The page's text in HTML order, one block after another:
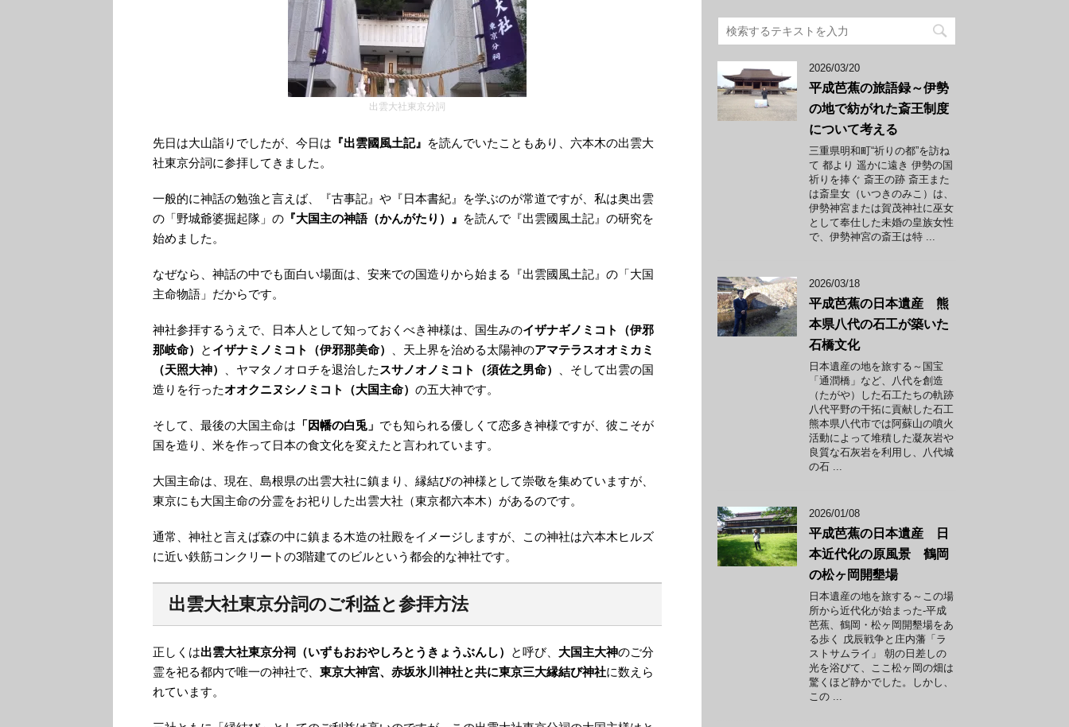
出雲大社東京分詞
先日は大山詣りでしたが、今日は 『出雲國風土記』 を読んでいたこともあり、六本木の出雲大
社東京分詞に参拝してきました。
一般的に神話の勉強と言えば、『古事記』や『日本書紀』を学ぶのが常道ですが、私は奥出雲
の「野城爺婆掘起隊」の 『大国主の神語（かんがたり）』 を読んで『出雲國風土記』の研究を
始めました。
なぜなら、神話の中でも面白い場面は、安来での国造りから始まる『出雲國風土記』の「大国
主命物語」だからです。
神社参拝するうえで、日本人として知っておくべき神様は、国生みのイザナギノミコト（伊邪
那岐命）
と イザナミノミコト（伊邪那美命） 、天上界を治める太陽神のアマテラスオオミカミ
（天照大神）
、ヤマタノオロチを退治した スサノオノミコト（須佐之男命）
、そして出雲の国
造りを行ったオオクニヌシノミコト（大国主命） の五大神です。
そして、最後の大国主命は 「因幡の白兎」 でも知られる優しくて恋多き神様ですが、彼こそが
国を造り、米を作って日本の食文化を変えたと言われています。
大国主命は、現在、島根県の出雲大社に鎮まり、縁結びの神様として崇敬を集めていますが、
東京にも大国主命の分霊をお祀りした出雲大社（東京都六本木）があるのです。
通常、神社と言えば森の中に鎮まる木造の社殿をイメージしますが、この神社は六本木ヒルズ
に近い鉄筋コンクリートの3階建てのビルという都会的な神社です。
出雲大社東京分詞のご利益と参拝方法
正しくは出雲大社東京分祠（いずもおおやしろとうきょうぶんし） と呼び、 大国主大神のご分
霊を祀る都内で唯一の神社で、 東京大神宮、赤坂氷川神社と共に東京三大縁結び神社に数えら
れています。
2026/03/20
平成芭蕉の旅語録～伊勢
の地で紡がれた斎王制度
について考える
三重県明和町“祈りの都”を訪ね
て 都より 遥かに遠き 伊勢の国
祈りを捧ぐ 斎王の跡 斎王また
は斎皇女（いつきのみこ）は、
伊勢神宮または賀茂神社に巫女
として奉仕した未婚の皇族女性
で、伊勢神宮の斎王は特 ...
2026/03/18
平成芭蕉の日本遺産 熊
本県八代の石工が築いた
石橋文化
日本遺産の地を旅する～国宝
「通潤橋」など、八代を創造
（たがや）した石工たちの軌跡
八代平野の干拓に貢献した石工
熊本県八代市では阿蘇山の噴火
活動によって堆積した凝灰岩や
良質な石灰岩を利用し、八代城
の石 ...
2026/01/08
平成芭蕉の日本遺産 日
本近代化の原風景 鶴岡
の松ヶ岡開墾場
日本遺産の地を旅する～この場
所から近代化が始まった-平成
芭蕉、鶴岡・松ヶ岡開墾場をあ
る歩く 戊辰戦争と庄内藩「ラ
ストサムライ」 朝の日差しの
光を浴びて、ここ松ヶ岡の畑は
驚くほど静かでした。しかし、
この ...